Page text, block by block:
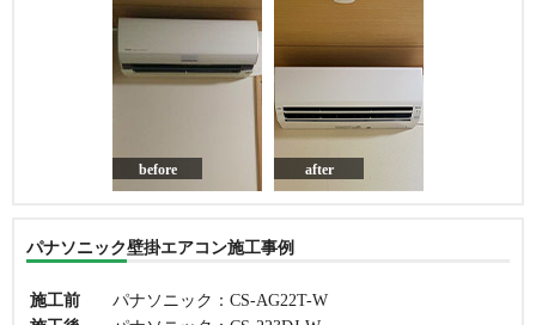
before after
パナソニック壁掛エアコン施工事例
施工前
パナソニック：CS-AG22T-W